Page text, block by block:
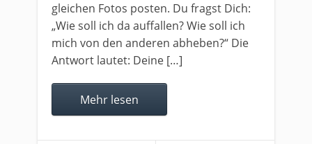
gleichen Fotos posten. Du fragst Dich:
„Wie soll ich da auffallen? Wie soll ich
mich von den anderen abheben?“ Die
Antwort lautet: Deine […]
Mehr lesen